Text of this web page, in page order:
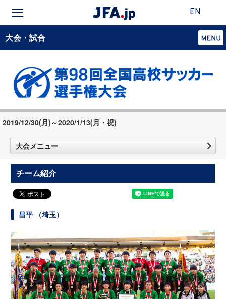
EN
大会・試合
2019/12/30(月)～2020/1/13(月・祝)
大会メニュー
チーム紹介
昌平 （埼玉）